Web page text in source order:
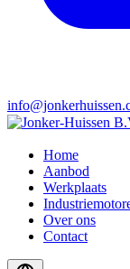
Home
Aanbod
Werkplaats
Over ons
Contact